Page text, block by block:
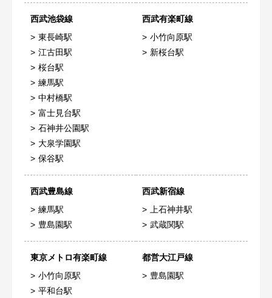
西武池袋線
東長崎駅
江古田駅
桜台駅
練馬駅
中村橋駅
富士見台駅
石神井公園駅
大泉学園駅
保谷駅
西武有楽町線
小竹向原駅
新桜台駅
西武豊島線
練馬駅
豊島園駅
西武新宿線
上石神井駅
武蔵関駅
東京メトロ有楽町線
小竹向原駅
平和台駅
都営大江戸線
豊島園駅